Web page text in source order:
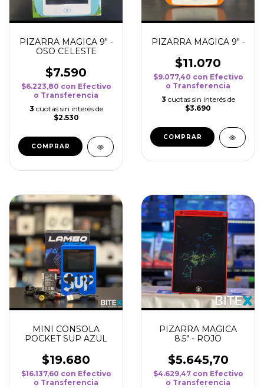
PIZARRA MAGICA 9" -
OSO CELESTE
$7.590
$6.223,80 con Efectivo
o Transferencia
3 cuotas sin interés de
$2.530
PIZARRA MAGICA 9" -
$11.070
$9.077,40 con Efectivo
o Transferencia
3 cuotas sin interés de
$3.690
MINI CONSOLA
POCKET SUP AZUL
$19.680
$16.137,60 con Efectivo
o Transferencia
PIZARRA MAGICA
8.5" - ROJO
$5.645,70
$4.629,47 con Efectivo
o Transferencia